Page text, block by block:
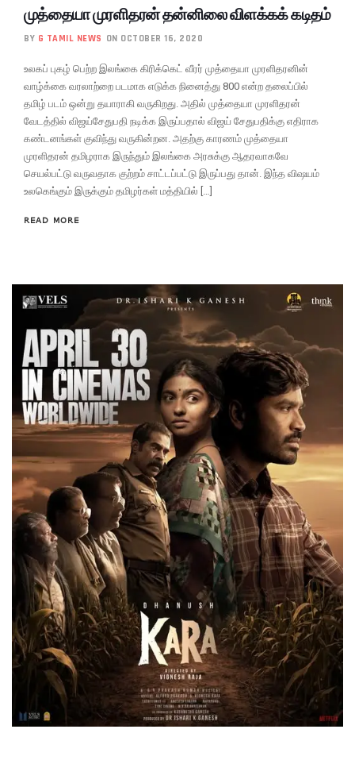
முத்தையா முரளிதரன் தன்னிலை விளக்கக் கடிதம்
BY G TAMIL NEWS ON OCTOBER 16, 2020
உலகப் புகழ் பெற்ற இலங்கை கிரிக்கெட் வீரர் முத்தையா முரளிதரனின்
வாழ்க்கை வரலாற்றை படமாக எடுக்க நினைத்து 800 என்ற தலைப்பில்
தமிழ் படம் ஒன்று தயாராகி வருகிறது. அதில் முத்தையா முரளிதரன்
வேடத்தில் விஜய்சேதுபதி நடிக்க இருப்பதால் விஜய் சேதுபதிக்கு எதிராக
கண்டனங்கள் குவிந்து வருகின்றன. அதற்கு காரணம் முத்தையா
முரளிதரன் தமிழராக இருந்தும் இலங்கை அரசுக்கு ஆதரவாகவே
செயல்பட்டு வருவதாக குற்றம் சாட்டப்பட்டு இருப்பது தான். இந்த விஷயம்
உலகெங்கும் இருக்கும் தமிழர்கள் மத்தியில் […]
READ MORE